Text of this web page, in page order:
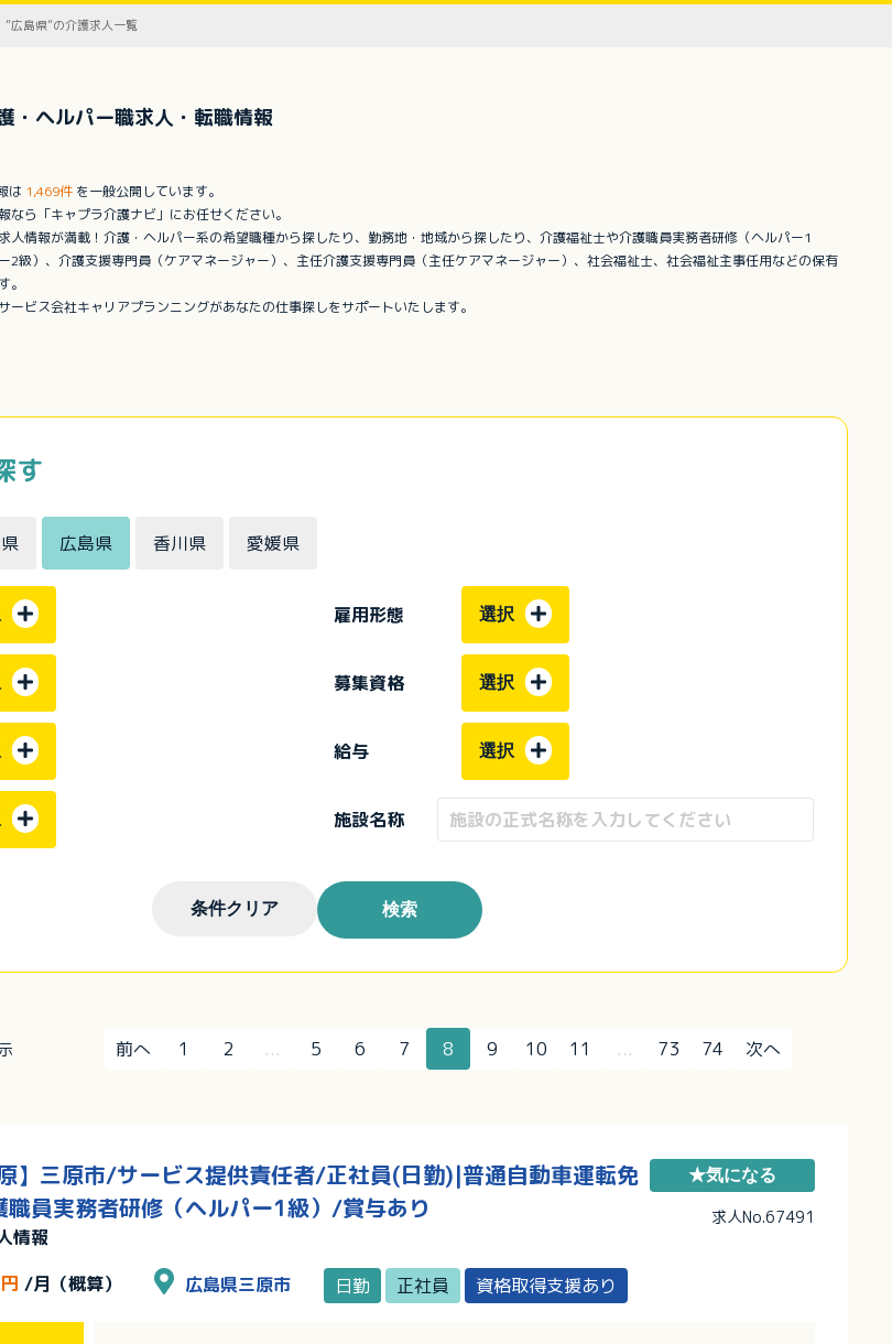
”広島県”の介護求人一覧
・ヘルパー職求人・転職情報
は 1,469件 を一般公開しています。
なら「キャプラ介護ナビ」にお任せください。
人情報が満載！介護・ヘルパー系の希望職種から探したり、勤務地・地域から探したり、介護福祉士や介護職員実務者研修（ヘルパー1
2級）、介護支援専門員（ケアマネージャー）、主任介護支援専門員（主任ケアマネージャー）、社会福祉士、社会福祉主事任用などの保有
。
ービス会社キャリアプランニングがあなたの仕事探しをサポートいたします。
す
広島県 香川県 愛媛県
雇用形態 選択
募集資格 選択
給与 選択
施設名称
条件クリア 検索
前へ 1 2 ... 5 6 7 8 9 10 11 ... 73 74 次へ
】三原市/サービス提供責任者/正社員(日勤)|普通自動車運転免
職員実務者研修（ヘルパー1級）/賞与あり
情報
円 /月（概算） 広島県三原市 日勤 正社員 資格取得支援あり
★気になる
求人No.67491